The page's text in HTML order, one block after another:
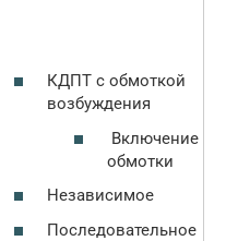
КДПТ с обмоткой
возбуждения
Включение
обмотки
Независимое
Последовательное